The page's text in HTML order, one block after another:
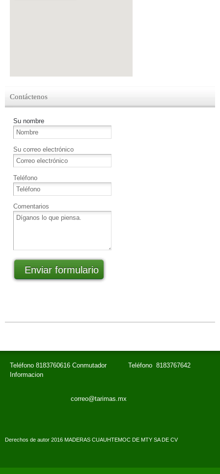
Contáctenos
Su nombre
Su correo electrónico
Teléfono
Comentarios
Enviar formulario
Teléfono 8183760616 Conmutador Teléfono 8183767642
Informacion
correo@tarimas.mx
Derechos de autor 2016 MADERAS CUAUHTEMOC DE MTY SA DE CV